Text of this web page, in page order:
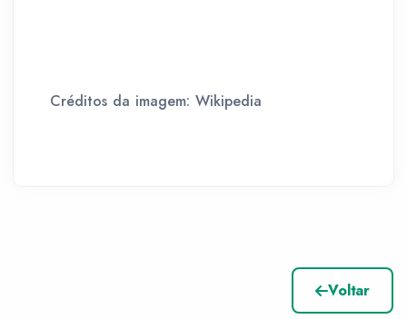
Créditos da imagem: Wikipedia
Voltar